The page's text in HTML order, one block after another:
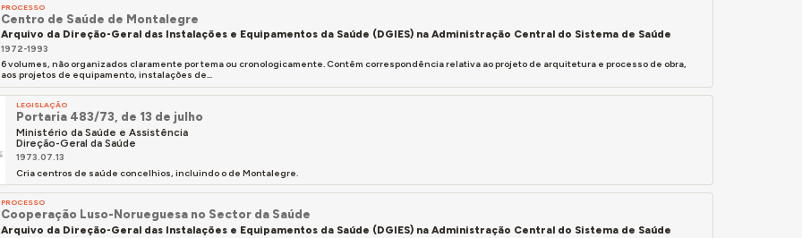
PROCESSO
Centro de Saúde de Montalegre
Arquivo da Direção-Geral das Instalações e Equipamentos da Saúde (DGIES) na Administração Central do Sistema de Saúde
1972-1993
6 volumes, não organizados claramente por tema ou cronologicamente. Contêm correspondência relativa ao projeto de arquitetura e processo de obra,
aos projetos de equipamento, instalações de...
LEGISLAÇÃO
Portaria 483/73, de 13 de julho
Ministério da Saúde e Assistência
Direção-Geral da Saúde
1973.07.13
Cria centros de saúde concelhios, incluindo o de Montalegre.
PROCESSO
Cooperação Luso-Norueguesa no Sector da Saúde
Arquivo da Direção-Geral das Instalações e Equipamentos da Saúde (DGIES) na Administração Central do Sistema de Saúde